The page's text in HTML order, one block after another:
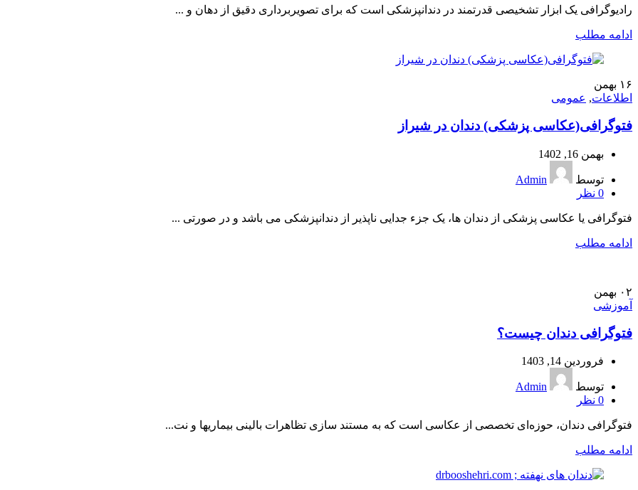
رادیوگرافی یک ابزار تشخیصی قدرتمند در دندانپزشکی است که برای تصویربرداری دقیق از دهان و ...
ادامه مطلب
۱۶ بهمن
اطلاعات, عمومی
فتوگرافی(عکاسی پزشکی) دندان در شیراز
بهمن 16, 1402
توسط
Admin
0 نظر
فتوگرافی یا عکاسی پزشکی از دندان ها، یک جزء جدایی ناپذیر از دندانپزشکی می باشد و در صورتی ...
ادامه مطلب
۰۲ بهمن
آموزشی
فتوگرافی دندان چیست؟
فروردین 14, 1403
توسط
Admin
0 نظر
فتوگرافی دندان، حوزه‌ای تخصصی از عکاسی است که به مستند سازی تظاهرات بالینی بیماریها و نت...
ادامه مطلب